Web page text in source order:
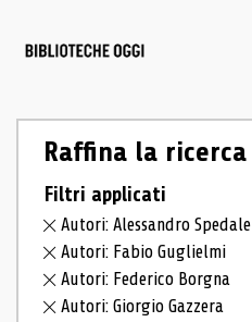
Raffina la ricerca
Filtri applicati
Autori: Alessandro Spedale
Autori: Fabio Guglielmi
Autori: Federico Borgna
Autori: Giorgio Gazzera